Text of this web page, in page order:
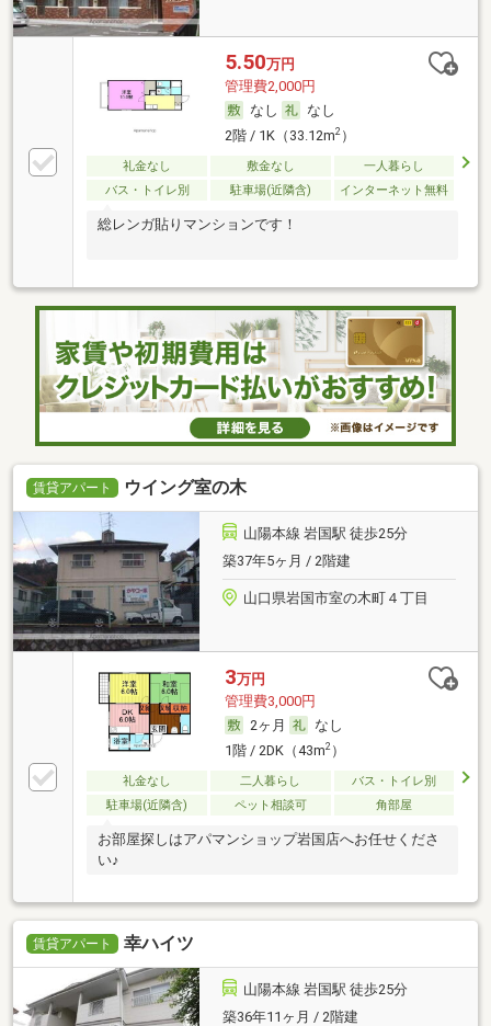
5.50万円
管理費2,000円
なし
なし
2階 / 1K（33.12m2）
礼金なし 敷金なし
一人暮らし
バス・トイレ別
駐車場(近隣含) インターネット無料
総レンガ貼りマンションです！
賃貸アパート ウイング室の木
山陽本線 岩国駅 徒歩25分
築37年5ヶ月 / 2階建
山口県岩国市室の木町４丁目
3万円
管理費3,000円
2ヶ月
なし
1階 / 2DK（43m2）
礼金なし 二人暮らし
バス・トイレ別
駐車場(近隣含)
ペット相談可 角部屋
お部屋探しはアパマンショップ岩国店へお任せくださ
い♪
賃貸アパート 幸ハイツ
山陽本線 岩国駅 徒歩25分
築36年11ヶ月 / 2階建